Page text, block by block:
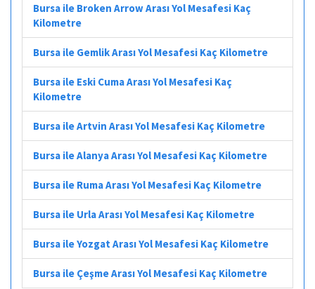
Bursa ile Broken Arrow Arası Yol Mesafesi Kaç
Kilometre
Bursa ile Gemlik Arası Yol Mesafesi Kaç Kilometre
Bursa ile Eski Cuma Arası Yol Mesafesi Kaç
Kilometre
Bursa ile Artvin Arası Yol Mesafesi Kaç Kilometre
Bursa ile Alanya Arası Yol Mesafesi Kaç Kilometre
Bursa ile Ruma Arası Yol Mesafesi Kaç Kilometre
Bursa ile Urla Arası Yol Mesafesi Kaç Kilometre
Bursa ile Yozgat Arası Yol Mesafesi Kaç Kilometre
Bursa ile Çeşme Arası Yol Mesafesi Kaç Kilometre